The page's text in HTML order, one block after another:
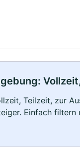
Teilzeit, zur
Einfach filtern